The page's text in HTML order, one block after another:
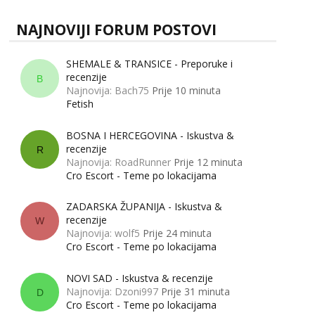
NAJNOVIJI FORUM POSTOVI
B
SHEMALE & TRANSICE - Preporuke i
recenzije
Najnovija: Bach75 Prije 10 minuta
Fetish
R
BOSNA I HERCEGOVINA - Iskustva &
recenzije
Najnovija: RoadRunner Prije 12 minuta
Cro Escort - Teme po lokacijama
W
ZADARSKA ŽUPANIJA - Iskustva &
recenzije
Najnovija: wolf5 Prije 24 minuta
Cro Escort - Teme po lokacijama
D
NOVI SAD - Iskustva & recenzije
Najnovija: Dzoni997 Prije 31 minuta
Cro Escort - Teme po lokacijama